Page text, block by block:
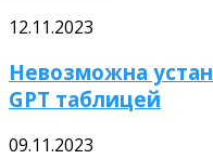
12.11.2023
Невозможна
GPT таблицей
09.11.2023